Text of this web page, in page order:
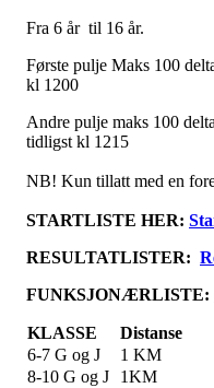
Fra 6 år til 16 år.
Første pulje Maks 100
kl 1200
Andre pulje maks 100
tidligst kl 1215
NB! Kun tillatt med en
STARTLISTE HER:
RESULTATLISTER:
FUNKSJONÆRLISTE:
KLASSE Distanse
6-7 G og J
1 KM
8-10 G og J
1KM